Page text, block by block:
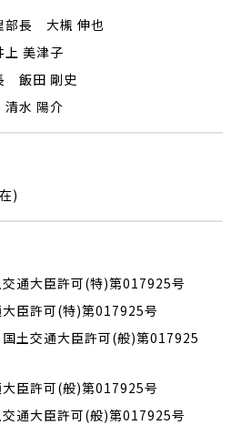
部長 大槻 伸也
美津子
飯田 剛史
清水 陽介
)
通大臣許可(特)第017925号
臣許可(特)第017925号
土交通大臣許可(般)第017925
臣許可(般)第017925号
通大臣許可(般)第017925号